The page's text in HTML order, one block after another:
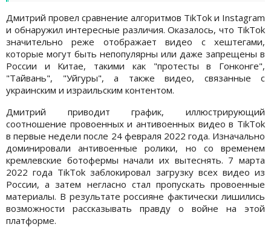
Дмитрий провел сравнение алгоритмов TikTok и Instagram
и обнаружил интересные различия. Оказалось, что TikTok
значительно реже отображает видео с хештегами,
которые могут быть непопулярны или даже запрещены в
России и Китае, такими как "протесты в Гонконге",
"Тайвань", "Уйгуры", а также видео, связанные с
украинским и израильским контентом.
Дмитрий приводит график, иллюстрирующий
соотношение провоенных и антивоенных видео в TikTok
в первые недели после 24 февраля 2022 года. Изначально
доминировали антивоенные ролики, но со временем
кремлевские ботофермы начали их вытеснять. 7 марта
2022 года TikTok заблокировал загрузку всех видео из
России, а затем негласно стал пропускать провоенные
материалы. В результате россияне фактически лишились
возможности рассказывать правду о войне на этой
платформе.